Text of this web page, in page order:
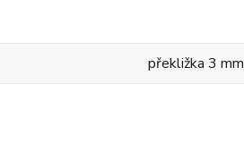
překližka 3 mm